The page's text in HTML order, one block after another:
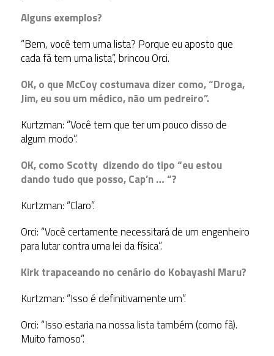
Alguns exemplos?
“Bem, você tem uma lista? Porque eu aposto que
cada fã tem uma lista”, brincou Orci.
OK, o que McCoy costumava dizer como, “Droga,
Jim, eu sou um médico, não um pedreiro”.
Kurtzman: “Você tem que ter um pouco disso de
algum modo”.
OK, como Scotty dizendo do tipo “eu estou
dando tudo que posso, Cap’n … “?
Kurtzman: “Claro”.
Orci: “Você certamente necessitará de um engenheiro
para lutar contra uma lei da física”.
Kirk trapaceando no cenário do Kobayashi Maru?
Kurtzman: “Isso é definitivamente um”.
Orci: “Isso estaria na nossa lista também (como fã).
Muito famoso”.